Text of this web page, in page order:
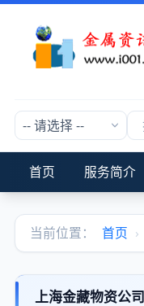
首页 服务简介
当前位置： 首页 ›
上海金藏物资公司